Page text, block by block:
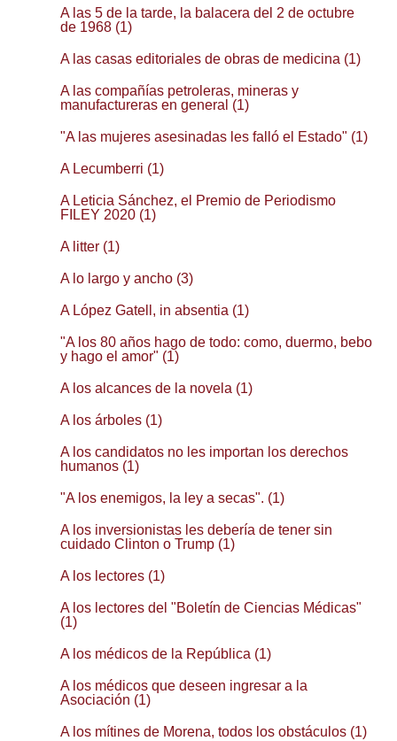
A las 5 de la tarde, la balacera del 2 de octubre
de 1968 (1)
A las casas editoriales de obras de medicina (1)
A las compañías petroleras, mineras y
manufactureras en general (1)
"A las mujeres asesinadas les falló el Estado" (1)
A Lecumberri (1)
A Leticia Sánchez, el Premio de Periodismo
FILEY 2020 (1)
A litter (1)
A lo largo y ancho (3)
A López Gatell, in absentia (1)
"A los 80 años hago de todo: como, duermo, bebo
y hago el amor" (1)
A los alcances de la novela (1)
A los árboles (1)
A los candidatos no les importan los derechos
humanos (1)
"A los enemigos, la ley a secas". (1)
A los inversionistas les debería de tener sin
cuidado Clinton o Trump (1)
A los lectores (1)
A los lectores del "Boletín de Ciencias Médicas"
(1)
A los médicos de la República (1)
A los médicos que deseen ingresar a la
Asociación (1)
A los mítines de Morena, todos los obstáculos (1)